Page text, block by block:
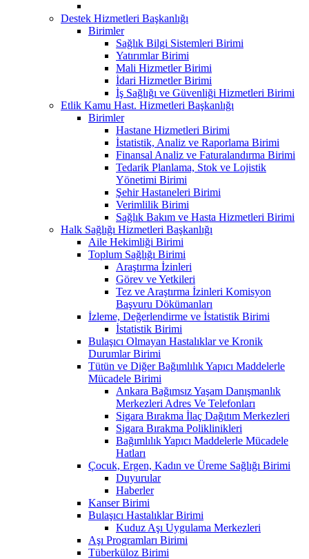
Destek Hizmetleri Başkanlığı
Birimler
Sağlık Bilgi Sistemleri Birimi
Yatırımlar Birimi
Mali Hizmetler Birimi
İdari Hizmetler Birimi
İş Sağlığı ve Güvenliği Hizmetleri Birimi
Etlik Kamu Hast. Hizmetleri Başkanlığı
Birimler
Hastane Hizmetleri Birimi
İstatistik, Analiz ve Raporlama Birimi
Finansal Analiz ve Faturalandırma Birimi
Tedarik Planlama, Stok ve Lojistik
Yönetimi Birimi
Şehir Hastaneleri Birimi
Verimlilik Birimi
Sağlık Bakım ve Hasta Hizmetleri Birimi
Halk Sağlığı Hizmetleri Başkanlığı
Aile Hekimliği Birimi
Toplum Sağlığı Birimi
Araştırma İzinleri
Görev ve Yetkileri
Tez ve Araştırma İzinleri Komisyon
Başvuru Dökümanları
İzleme, Değerlendirme ve İstatistik Birimi
İstatistik Birimi
Bulaşıcı Olmayan Hastalıklar ve Kronik
Durumlar Birimi
Tütün ve Diğer Bağımlılık Yapıcı Maddelerle
Mücadele Birimi
Ankara Bağımsız Yaşam Danışmanlık
Merkezleri Adres Ve Telefonları
Sigara Bırakma İlaç Dağıtım Merkezleri
Sigara Bırakma Poliklinikleri
Bağımlılık Yapıcı Maddelerle Mücadele
Hatları
Çocuk, Ergen, Kadın ve Üreme Sağlığı Birimi
Duyurular
Haberler
Kanser Birimi
Bulaşıcı Hastalıklar Birimi
Kuduz Aşı Uygulama Merkezleri
Aşı Programları Birimi
Tüberküloz Birimi